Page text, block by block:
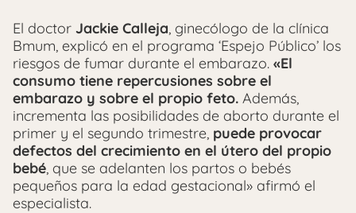
El doctor Jackie Calleja, ginecólogo de la clínica
Bmum, explicó en el programa ‘Espejo Público’ los
riesgos de fumar durante el embarazo. «El
consumo tiene repercusiones sobre el
embarazo y sobre el propio feto. Además,
incrementa las posibilidades de aborto durante el
primer y el segundo trimestre, puede provocar
defectos del crecimiento en el útero del propio
bebé, que se adelanten los partos o bebés
pequeños para la edad gestacional» afirmó el
especialista.